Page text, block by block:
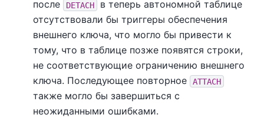
после DETACH
в теперь автономной таблице
отсутствовали бы триггеры обеспечения
внешнего ключа, что могло бы привести к
тому, что в таблице позже появятся строки,
не соответствующие ограничению внешнего
ключа. Последующее повторное
ATTACH
также могло бы завершиться с
неожиданными ошибками.